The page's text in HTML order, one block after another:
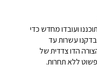
כל קו מתאר, תכונה ופרט של M75 תוכננו ועובדו מחדש כדי
עשרות עד
הדו צדדית של